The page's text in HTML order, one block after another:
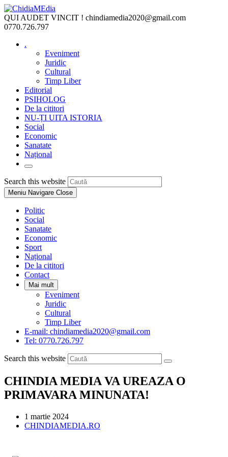
Skip
to
content
QUI AUDET VINCIT ! chindiamedia2020@gmail.com
0770.726.797
.
Eveniment
Juridic
Cultural
Timp Liber
Editorial
PSIHOLOG
De la cititori
NU-ȚI UITA ISTORIA
Social
Economic
Sanatate
Național
Toggle
website
search
Search this website
Escape
Meniu Navigare Close
Politic
Social
Sanatate
Economic
Sport
Național
De la cititori
Contact
Mai mult
Eveniment
Juridic
Cultural
Timp Liber
E-mail: chindiamedia2020@gmail.com
Tel: 0770.726.797
Search this website
CHINDIA MEDIA VA UREAZA O
PRIMAVARA MINUNATA!
Post
published:
1 martie 2024
Post
CHINDIAMEDIA.RO